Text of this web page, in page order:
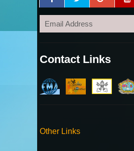
Contact Links
Other Links